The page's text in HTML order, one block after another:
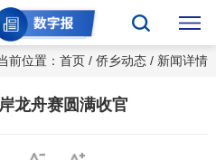
前位置：首页 /侨乡动态 / 新闻详情
龙舟赛圆满收官